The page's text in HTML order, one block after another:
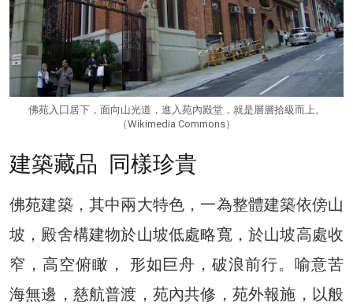
佛苑入囗居下，面向山光道，進入苑內殿堂，就是層層拾級而上。
（Wikimedia Commons）
建築藏品 同樣珍貴
佛苑建築，其中兩大特色，一為整體建築依傍山
坡，殿舍構建物於山坡低處略寬，於山坡高處收
窄，高空俯瞰， 形如巨舟，破浪前行。喻意苦
海無邊，慈航普渡，苑內共修，苑外報施，以般